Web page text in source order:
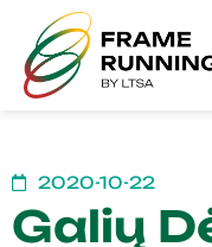
2020-10-22
Galių